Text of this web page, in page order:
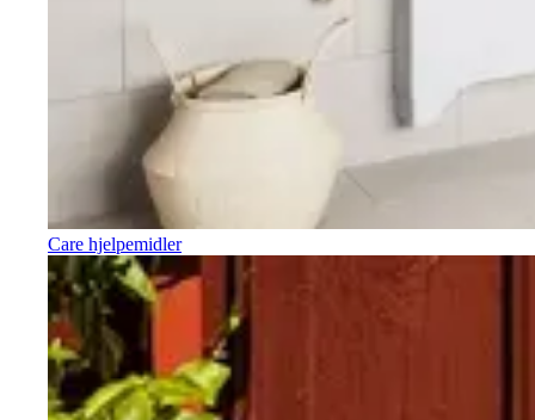
Care hjelpemidler